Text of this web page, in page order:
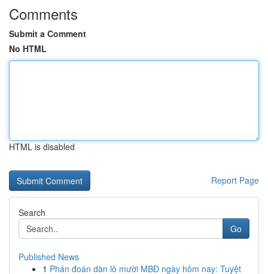
Comments
Submit a Comment
No HTML
HTML is disabled
Report Page
Search
Go
Published News
1 Phán đoán dàn lô mười MBĐ ngày hôm nay: Tuyệt